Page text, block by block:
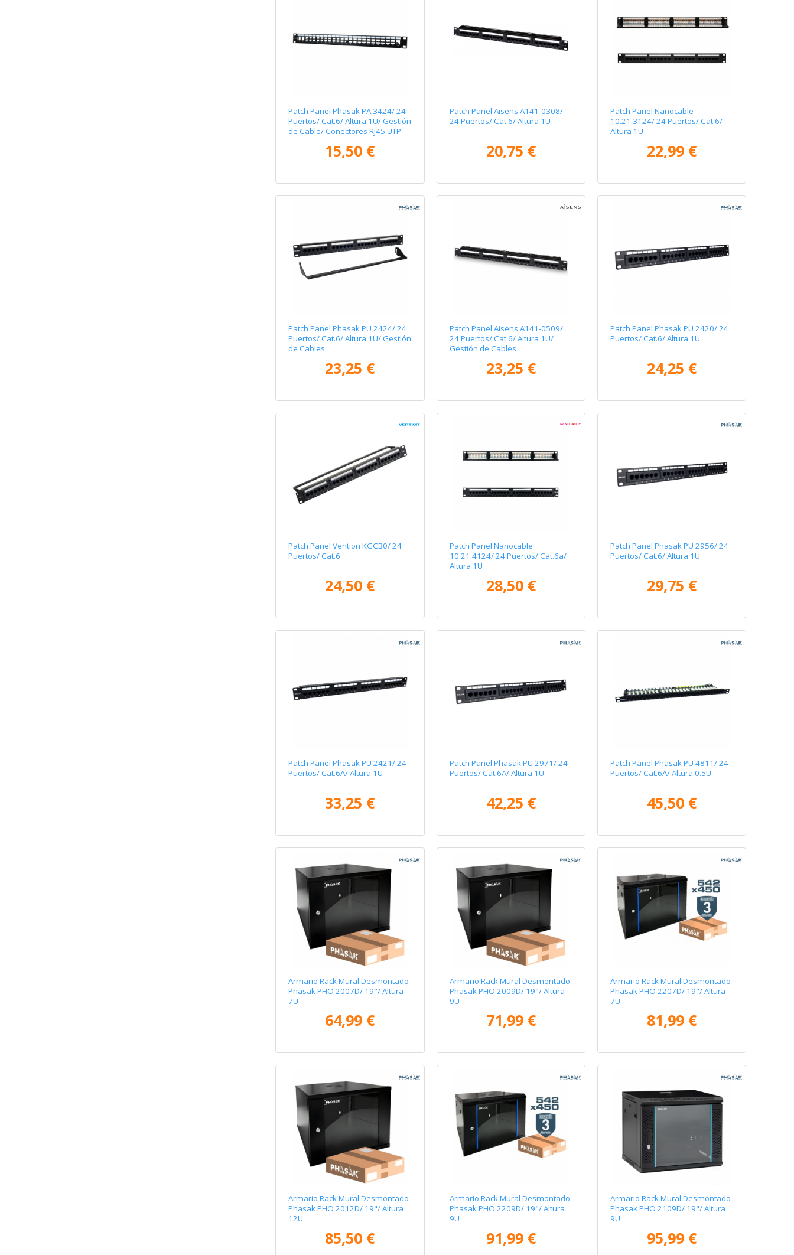
Patch Panel Phasak PA 3424/ 24
Puertos/ Cat.6/ Altura 1U/ Gestión
de Cable/ Conectores RJ45 UTP
15,50 €
Patch Panel Aisens A141-0308/
24 Puertos/ Cat.6/ Altura 1U
20,75 €
Patch Panel Nanocable
10.21.3124/ 24 Puertos/ Cat.6/
Altura 1U
22,99 €
Patch Panel Phasak PU 2424/ 24
Puertos/ Cat.6/ Altura 1U/ Gestión
de Cables
23,25 €
Patch Panel Aisens A141-0509/
24 Puertos/ Cat.6/ Altura 1U/
Gestión de Cables
23,25 €
Patch Panel Phasak PU 2420/ 24
Puertos/ Cat.6/ Altura 1U
24,25 €
Patch Panel Vention KGCB0/ 24
Puertos/ Cat.6
24,50 €
Patch Panel Nanocable
10.21.4124/ 24 Puertos/ Cat.6a/
Altura 1U
28,50 €
Patch Panel Phasak PU 2956/ 24
Puertos/ Cat.6/ Altura 1U
29,75 €
Patch Panel Phasak PU 2421/ 24
Puertos/ Cat.6A/ Altura 1U
33,25 €
Patch Panel Phasak PU 2971/ 24
Puertos/ Cat.6A/ Altura 1U
42,25 €
Patch Panel Phasak PU 4811/ 24
Puertos/ Cat.6A/ Altura 0.5U
45,50 €
Armario Rack Mural Desmontado
Phasak PHO 2007D/ 19"/ Altura
7U
64,99 €
Armario Rack Mural Desmontado
Phasak PHO 2009D/ 19"/ Altura
9U
71,99 €
Armario Rack Mural Desmontado
Phasak PHO 2207D/ 19"/ Altura
7U
81,99 €
Armario Rack Mural Desmontado
Phasak PHO 2012D/ 19"/ Altura
12U
85,50 €
Armario Rack Mural Desmontado
Phasak PHO 2209D/ 19"/ Altura
9U
91,99 €
Armario Rack Mural Desmontado
Phasak PHO 2109D/ 19"/ Altura
9U
95,99 €